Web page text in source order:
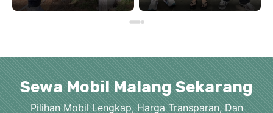
Sewa Mobil Malang Sekarang
Pilihan Mobil Lengkap, Harga Transparan, Dan